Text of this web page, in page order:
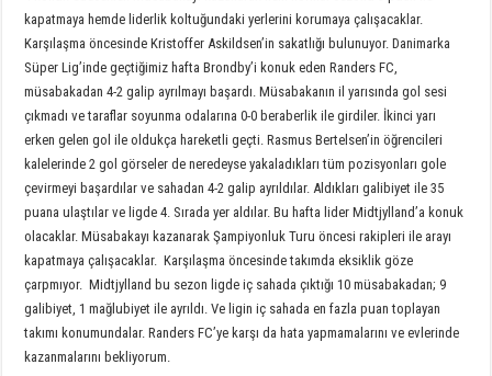
kapatmaya hemde liderlik koltuğundaki yerlerini korumaya çalışacaklar.
Karşılaşma öncesinde Kristoffer Askildsen’in sakatlığı bulunuyor. Danimarka
Süper Lig’inde geçtiğimiz hafta Brondby’i konuk eden Randers FC,
müsabakadan 4-2 galip ayrılmayı başardı. Müsabakanın il yarısında gol sesi
çıkmadı ve taraflar soyunma odalarına 0-0 beraberlik ile girdiler. İkinci yarı
erken gelen gol ile oldukça hareketli geçti. Rasmus Bertelsen’in öğrencileri
kalelerinde 2 gol görseler de neredeyse yakaladıkları tüm pozisyonları gole
çevirmeyi başardılar ve sahadan 4-2 galip ayrıldılar. Aldıkları galibiyet ile 35
puana ulaştılar ve ligde 4. Sırada yer aldılar. Bu hafta lider Midtjylland’a konuk
olacaklar. Müsabakayı kazanarak Şampiyonluk Turu öncesi rakipleri ile arayı
kapatmaya çalışacaklar. Karşılaşma öncesinde takımda eksiklik göze
çarpmıyor. Midtjylland bu sezon ligde iç sahada çıktığı 10 müsabakadan; 9
galibiyet, 1 mağlubiyet ile ayrıldı. Ve ligin iç sahada en fazla puan toplayan
takımı konumundalar. Randers FC’ye karşı da hata yapmamalarını ve evlerinde
kazanmalarını bekliyorum.